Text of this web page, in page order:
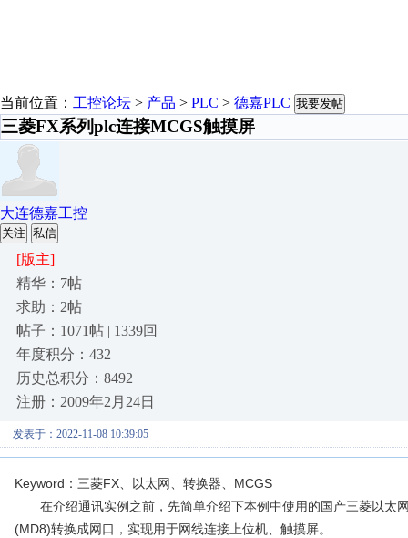
当前位置： 工控论坛 > 产品 > PLC > 德嘉PLC 我要发帖
三菱FX系列plc连接MCGS触摸屏
大连德嘉工控
关注 私信
[版主]
精华：7帖
求助：2帖
帖子：1071帖 | 1339回
年度积分：432
历史总积分：8492
注册：2009年2月24日
发表于：2022-11-08 10:39:05
Keyword：三菱FX、以太网、转换器、MCGS
在介绍通讯实例之前，先简单介绍下本例中使用的国产三菱以太
(MD8)转换成网口，实现用于网线连接上位机、触摸屏。